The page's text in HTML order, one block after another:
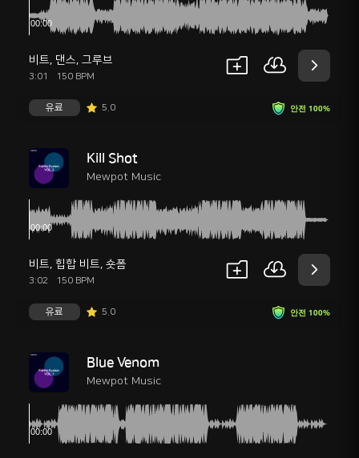
비트, 댄스, 그루브
3:01 150 BPM
안전 100%
유료 5.0
Kill Shot
Mewpot Music
비트, 힙합 비트, 숏폼
3:02 150 BPM
안전 100%
유료 5.0
Blue Venom
Mewpot Music